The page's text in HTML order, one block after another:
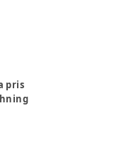
pris